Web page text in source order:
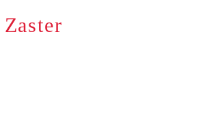
Zaster